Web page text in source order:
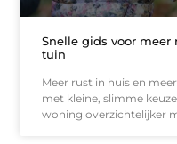
Snelle gids voor
tuin
Meer rust in huis en
met kleine, slimme
woning overzichtelijker